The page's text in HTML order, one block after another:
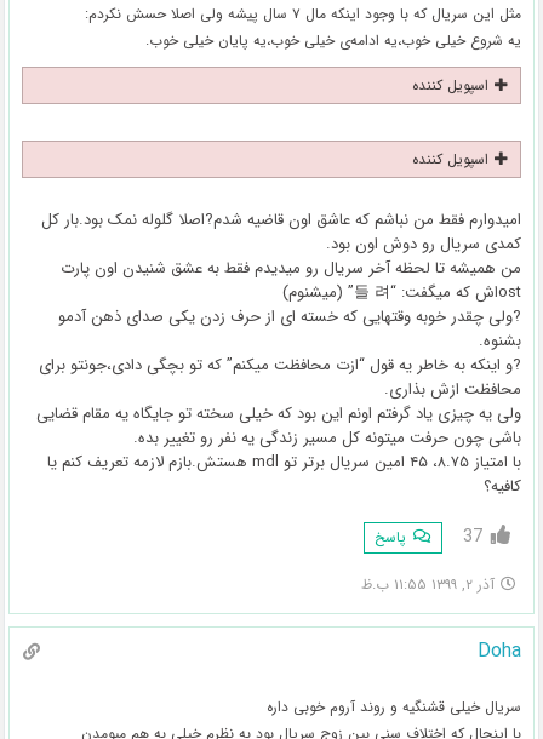
مثل این سریال که با وجود اینکه مال ۷ سال پیشه ولی اصلا حسش نکردم:
یه شروع خیلی خوب،یه ادامه‌ی خیلی خوب،یه پایان خیلی خوب.
اسپویل کننده
اسپویل کننده
امیدوارم فقط من نباشم که عاشق اون قاضیه شدم?اصلا گلوله نمک بود.بار کل
کمدی سریال رو دوش اون بود.
من همیشه تا لحظه آخر سریال رو میدیدم فقط به عشق شنیدن اون پارت
ost‌اش که میگفت: “들 려” (میشنوم)
?ولی چقدر خوبه وقتهایی که خسته ای از حرف زدن یکی صدای ذهن آدمو
بشنوه.
?و اینکه به خاطر یه قول “ازت محافظت میکنم” که تو بچگی دادی،جونتو برای
محافظت ازش بذاری.
ولی یه چیزی یاد گرفتم اونم این بود که خیلی سخته تو جایگاه یه مقام قضایی
باشی چون حرفت میتونه کل مسیر زندگی یه نفر رو تغییر بده.
با امتیاز ۸.۷۵، ۴۵ امین سریال برتر تو mdl هستش.بازم لازمه تعریف کنم یا
کافیه؟
37 پاسخ
آذر ۲, ۱۳۹۹ ۱۱:۵۵ ب.ظ
Doha
سریال خیلی قشنگیه و روند آروم خوبی داره
با اینحال که اختلاف سنی بین زوج سریال بود به نظرم خیلی به هم میومدن